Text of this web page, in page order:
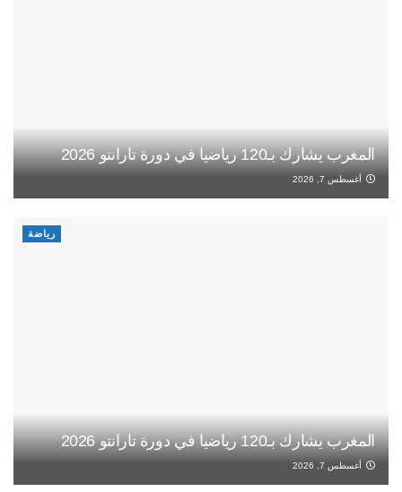
المغرب يشارك بـ120 رياضيا في دورة تارانتو 2026
أغسطس 7, 2026
رياضة
المغرب يشارك بـ120 رياضيا في دورة تارانتو 2026
أغسطس 7, 2026